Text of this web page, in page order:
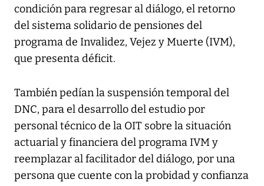
condición para regresar al diálogo, el retorno
del sistema solidario de pensiones del
programa de Invalidez, Vejez y Muerte (IVM),
que presenta déficit.
También pedían la suspensión temporal del
DNC, para el desarrollo del estudio por
personal técnico de la OIT sobre la situación
actuarial y financiera del programa IVM y
reemplazar al facilitador del diálogo, por una
persona que cuente con la probidad y confianza